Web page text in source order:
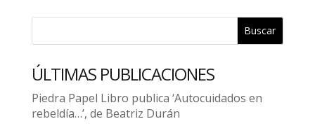
Buscar
ÚLTIMAS PUBLICACIONES
Piedra Papel Libro publica ‘Autocuidados en
rebeldía…’, de Beatriz Durán